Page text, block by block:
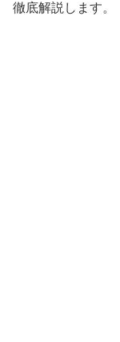
徹底解説します。